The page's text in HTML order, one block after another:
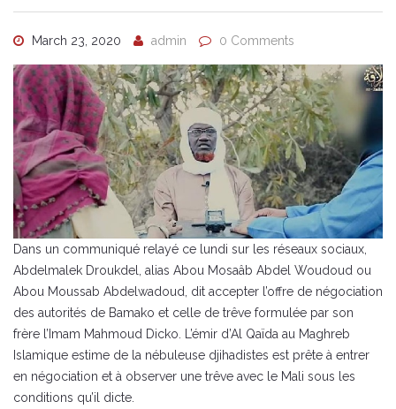
March 23, 2020 admin 0 Comments
Dans un communiqué relayé ce lundi sur les réseaux sociaux,
Abdelmalek Droukdel, alias Abou Mosaâb Abdel Woudoud ou
Abou Moussab Abdelwadoud, dit accepter l’offre de négociation
des autorités de Bamako et celle de trêve formulée par son
frère l’Imam Mahmoud Dicko. L’émir d’Al Qaïda au Maghreb
Islamique estime de la nébuleuse djihadistes est prête à entrer
en négociation et à observer une trêve avec le Mali sous les
conditions qu’il dicte.